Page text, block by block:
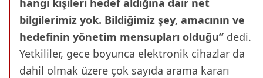
hangi kişileri hedef aldığına dair net
bilgilerimiz yok. Bildiğimiz şey, amacının ve
hedefinin yönetim mensupları olduğu” dedi.
Yetkililer, gece boyunca elektronik cihazlar da
dahil olmak üzere çok sayıda arama kararı